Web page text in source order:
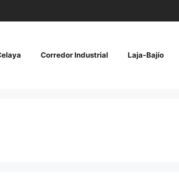
Corredor Industrial Laja-Bajío